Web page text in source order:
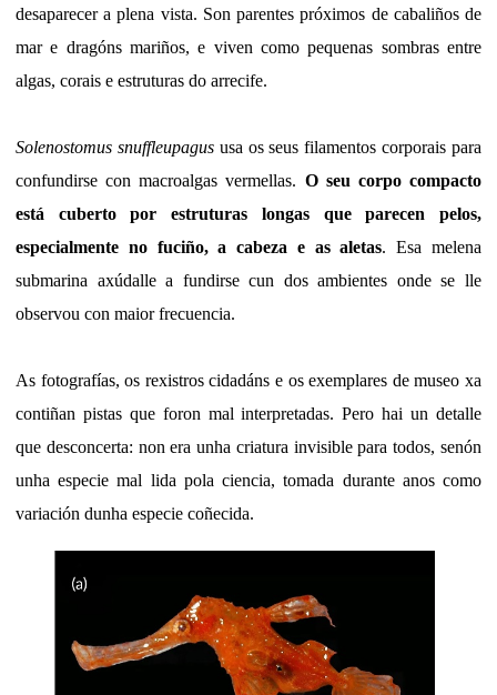
desaparecer a plena vista. Son parentes próximos de cabaliños de
mar e dragóns mariños, e viven como pequenas sombras entre
algas, corais e estruturas do arrecife.
Solenostomus snuffleupagus usa os seus filamentos corporais para
confundirse con macroalgas vermellas. O seu corpo compacto
está cuberto por estruturas longas que parecen pelos,
especialmente no fuciño, a cabeza e as aletas. Esa melena
submarina axúdalle a fundirse cun dos ambientes onde se lle
observou con maior frecuencia.
As fotografías, os rexistros cidadáns e os exemplares de museo xa
contiñan pistas que foron mal interpretadas. Pero hai un detalle
que desconcerta: non era unha criatura invisible para todos, senón
unha especie mal lida pola ciencia, tomada durante anos como
variación dunha especie coñecida.